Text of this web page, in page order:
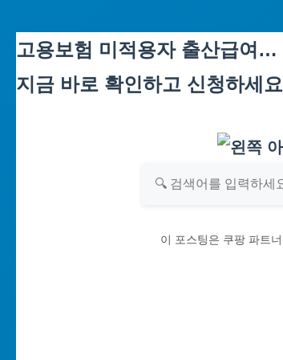
Skip
content
고용보험 미적용자 출산급여
지금 바로 확인하고 신청하세
이 포스팅은 쿠팡 파트